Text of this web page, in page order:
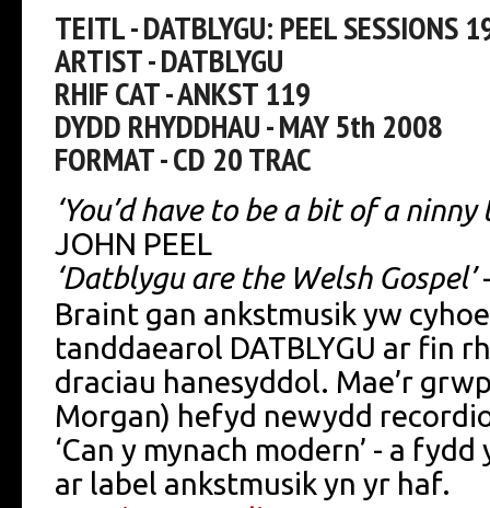
TEITL - DATBLYGU: PEEL SESSIONS
ARTIST - DATBLYGU
RHIF CAT - ANKST 119
DYDD RHYDDHAU - MAY 5th 2008
FORMAT - CD 20 TRAC
‘You’d have to be a bit of a
JOHN PEEL
‘Datblygu are the Welsh Gospel’
Braint gan ankstmusik yw
tanddaearol DATBLYGU ar fin
draciau hanesyddol. Mae’r
Morgan) hefyd newydd
‘Can y mynach modern’ - a
ar label ankstmusik yn yr haf.